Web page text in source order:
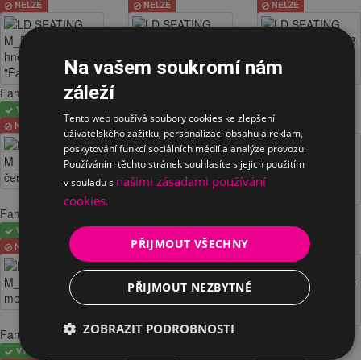
NELZE NELZE NELZE
Fame
VYBRÁNO
NELZE
NELZE
NELZE
Fame
VYBRÁNO
NELZE
VYBRÁNO
NELZE
VYBRÁNO
Fame
VYBRÁNO
Fame
Na vašem soukromí nám
záleží
Tento web používá soubory cookies ke zlepšení
uživatelského zážitku, personalizaci obsahu a reklam,
poskytování funkcí sociálních médií a analýze provozu.
Používáním těchto stránek souhlasíte s jejich použitím
v souladu s našimi zásadami používání
cookies.
PŘIJMOUT VŠECHNY
PŘIJMOUT NEZBYTNÉ
ZOBRAZIT PODROBNOSTI